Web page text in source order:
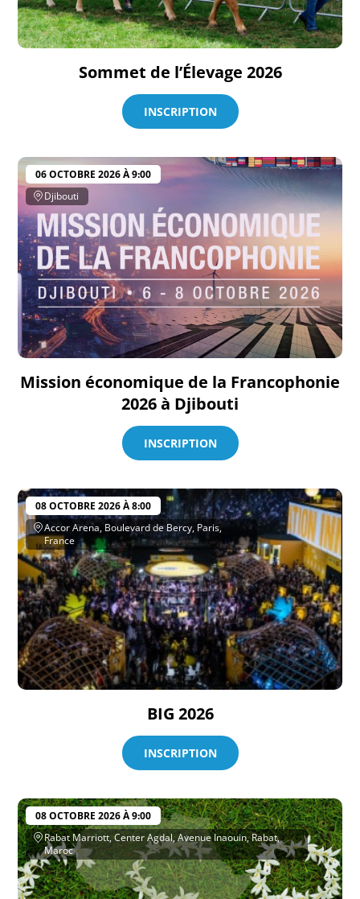
Sommet de l’Élevage 2026
INSCRIPTION
06 OCTOBRE 2026 À 9:00
Djibouti
Mission économique de la Francophonie
2026 à Djibouti
INSCRIPTION
08 OCTOBRE 2026 À 8:00
Accor Arena, Boulevard de Bercy, Paris,
France
BIG 2026
INSCRIPTION
08 OCTOBRE 2026 À 9:00
Rabat Marriott, Center Agdal, Avenue Inaouin, Rabat,
Maroc